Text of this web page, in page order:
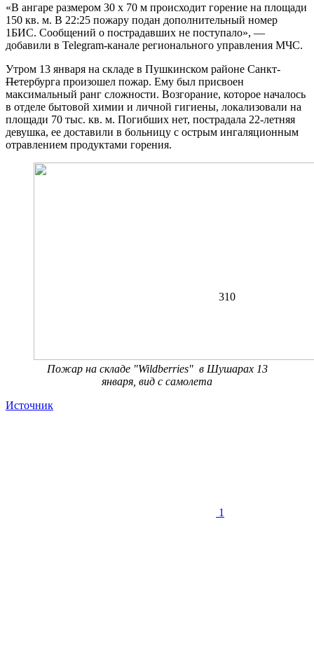
«В ангаре размером 30 х 70 м происходит горение на площади
150 кв. м. В 22:25 пожару подан дополнительный номер
1БИС. Сообщений о пострадавших не поступало», —
добавили в Telegram-канале регионального управления МЧС.
Утром 13 января на складе в Пушкинском районе Санкт-
Петербурга произошел пожар. Ему был присвоен
максимальный ранг сложности. Возгорание, которое началось
в отделе бытовой химии и личной гигиены, локализовали на
площади 70 тыс. кв. м. Погибших нет, пострадала 22-летняя
девушка, ее доставили в больницу с острым ингаляционным
отравлением продуктами горения.
Пожар на складе "Wildberries" в Шушарах 13
января, вид с самолета
Источник
—
310
1